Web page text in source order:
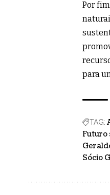
Por
para
TAG:
Futuro
Sócio